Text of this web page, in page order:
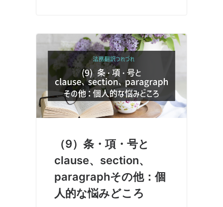
（9）条・項・号と
clause、section、
paragraphその他：個
人的な悩みどころ